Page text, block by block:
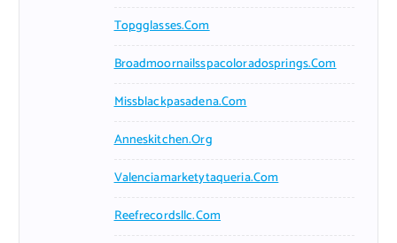
Topgglasses.com
Broadmoornailsspacoloradosprings.com
Missblackpasadena.com
Anneskitchen.org
Valenciamarketytaqueria.com
Reefrecordsllc.com